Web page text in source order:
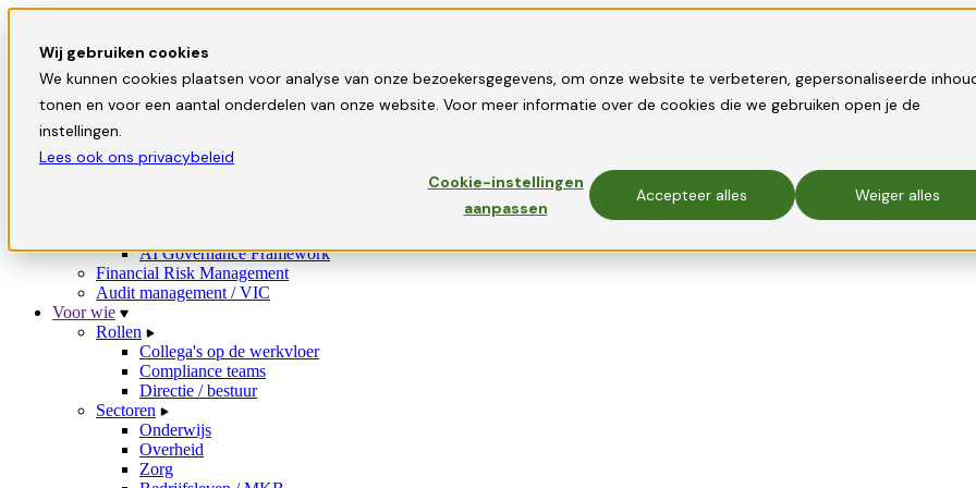
Wij gebruiken cookies
We kunnen cookies plaatsen voor analyse van onze bezoekersgegevens, om onze website te verbeteren, gepersonaliseerde
tonen en voor een aantal onderdelen van onze website. Voor meer informatie over de cookies die we gebruiken open je de
instellingen.
Lees ook ons privacybeleid
Cookie-instellingen
aanpassen
Accepteer alles Weiger alles
Oplossingen
Privacy / AVG-tooling
Security / ISMS-tooling
Informatiebeveiliging-tooling
AI Governance Framework
Financial Risk Management
Audit management / VIC
Voor wie
Rollen
Collega's op de werkvloer
Compliance teams
Directie / bestuur
Sectoren
Onderwijs
Overheid
Zorg